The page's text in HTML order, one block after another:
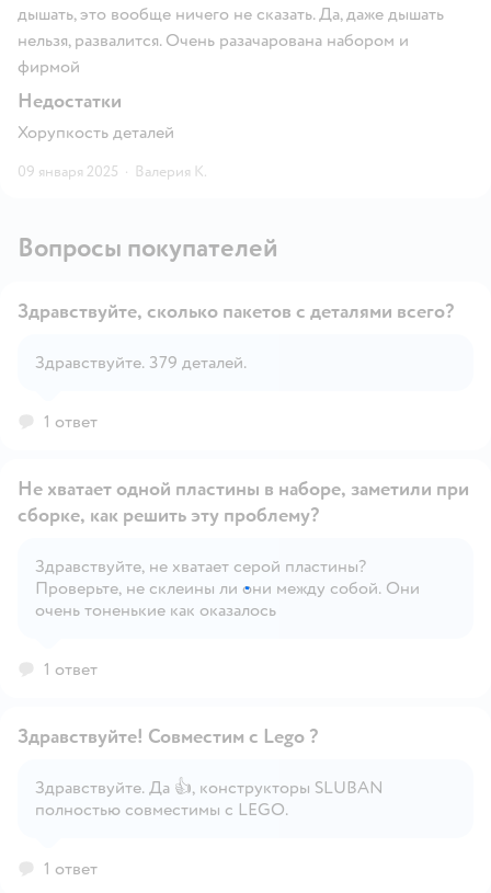
дышать, это вообще ничего не сказать. Да, даже дышать
нельзя, развалится. Очень разачарована набором и
фирмой
Недостатки
Хорупкость деталей
09 января 2025 · Валерия К.
Вопросы покупателей
Открыть вопрос
Здравствуйте, сколько пакетов с деталями всего?
Здравствуйте. 379 деталей.
1 ответ
Открыть вопрос
Не хватает одной пластины в наборе, заметили при
сборке, как решить эту проблему?
Здравствуйте, не хватает серой пластины?
Проверьте, не склеины ли они между собой. Они
очень тоненькие как оказалось
1 ответ
Открыть вопрос
Здравствуйте! Совместим с Lego ?
Здравствуйте. Да 👍, конструкторы SLUBAN
полностью совместимы с LEGO.
1 ответ